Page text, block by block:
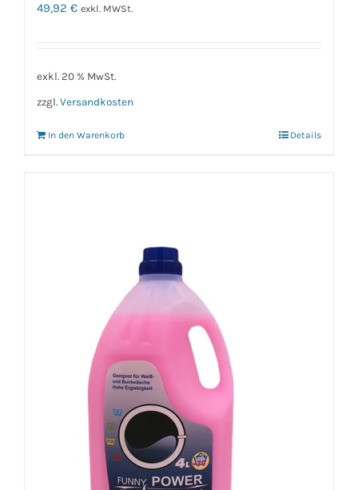
49,92 € exkl. MWSt.
exkl. 20 % MwSt.
zzgl. Versandkosten
In den Warenkorb Details